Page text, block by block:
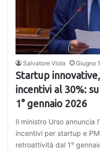
Salvatore Viola Giugno
Startup
incentivi al 30%:
1° gennaio 2026
Il ministro Urso annuncia
incentivi per startup e
retroattività dal 1°